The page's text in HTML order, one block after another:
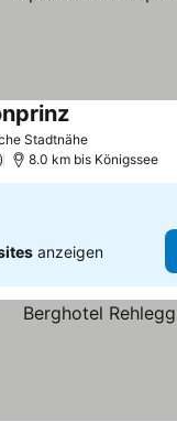
Stadtnähe
8.0 km bis Königssee
anzeigen